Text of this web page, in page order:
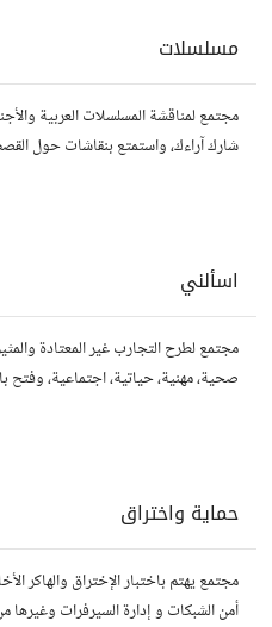
مسلسلات
مجتمع لمناقشة المسلسلات العربية
شارك آراءك، واستمتع بنقاشات حول
اسألني
مجتمع لطرح التجارب غير المعتادة
صحية، مهنية، حياتية، اجتماعية، وفتح
حماية واختراق
مجتمع يهتم باختبار الإختراق والهاكر
أمن الشبكات و إدارة السيرفرات وغيرها